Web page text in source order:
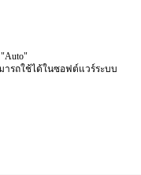
ารถใช้ได้ในซอฟต์แวร์ระบบ